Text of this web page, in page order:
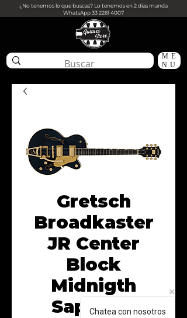
¿No tenemos lo que buscas? Lo tenemos en 2 dias manda
WhatsApp33 2261 4007
ME
NU
Gretsch
Broadkaster
JR Center
Block
Midnigth
Sapphire
Chatea con nosotros